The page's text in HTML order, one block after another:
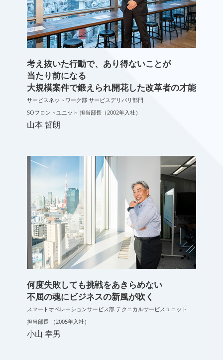
考え抜いた行動で、あり得ないことが
当たり前になる
大規模案件で鍛えられ開花した改革者の才能
サービスネットワーク部 サービスデリバリ部門
SOフロントユニット 担当部長（2002年入社）
山本 哲朗
何度失敗しても挑戦をあきらめない
不屈の魂にビジネスの新風が吹く
スマートオペレーションサービス部 テクニカルサービスユニット
担当部長 （2005年入社）
小山 幸男